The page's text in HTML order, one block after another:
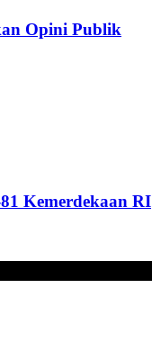
Opini Publik
Kemerdekaan RI